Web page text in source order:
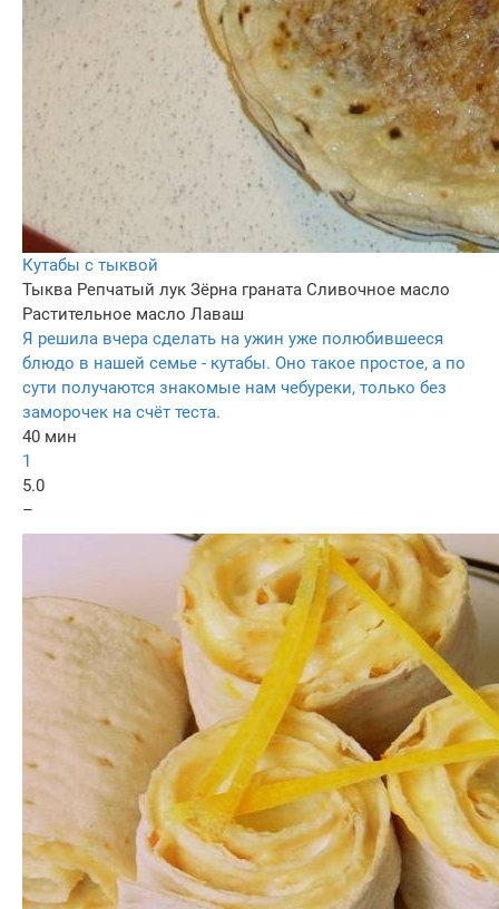
Кутабы с тыквой
Тыква Репчатый лук Зёрна граната Сливочное масло
Растительное масло Лаваш
Я решила вчера сделать на ужин уже полюбившееся
блюдо в нашей семье - кутабы. Оно такое простое, а по
сути получаются знакомые нам чебуреки, только без
заморочек на счёт теста.
40 мин
1
5.0
–